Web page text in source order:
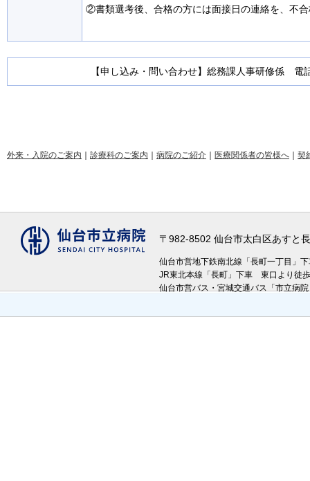
②書類選考後、合格の方には面接日の連絡を、不
【申し込み・問い合わせ】総務課人事研修係 電
外来・入院のご案内 診療科のご案内 病院のご紹介 医療関係者の皆様へ 契
〒982-8502 仙台市太白区あす
仙台市営地下鉄南北線「長町一丁目
JR東北本線「長町」下車 東口より徒
仙台市営バス・宮城交通バス「市立病